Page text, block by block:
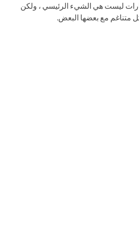
ليست هي الشيء الرئيسي ، ولكن
مع بعضها البعض.